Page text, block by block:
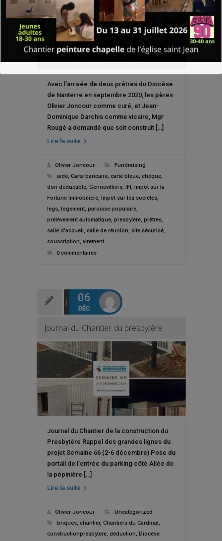
Avec l’arrivée de deux prêtres du Diocèse
de Nanterre en septembre 2020, les pères
Olivier Joncour comme curé, et Jean-
Dominique Darchis comme vicaire, Mgr
Rougé a demandé que soit construit […]
Lire la suite
Olivier Joncour
Fundraising
aide, Carte bancaire, carte bleue, chèque,
don déductible, Gennevilliers, IFI Impôt sur la
Fortune Immobilière, Impôt sur les sociétés,
legs, logement, paroisse populaire,
prélèvement automatique, presbytère, prêtres,
salle d'accueil
salle de réunion site sécurisé,
souscription virement
0 commentaires
06
DÉC
Journal du Chantier du presbytère
Journal du Chantier de la construction du
Presbytère Rappel des grandes lignes du
projet Semaine 66 (2-6 décembre) Pose du
portail de l’entrée du parking côté Allée de
la pépinière […]
Lire la suite
Olivier Joncour
Uncategorized
briques, chantier, Chantiers du Cardinal,
constructionpresbytere, déduction, Diocèse